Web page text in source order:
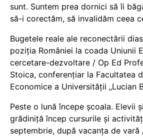
sunt. Suntem prea dornici să îi
să-i corectăm, să invalidăm ceea
Bugetele reale ale reconectării
poziția României la coada Uniunii
cercetare-dezvoltare / Op Ed
Stoica, conferențiar la Facultatea
Economice a Universității „Lucian
Peste o lună începe școala. Elevii
grădiniță încep cursurile și
septembrie, după vacanța de vară